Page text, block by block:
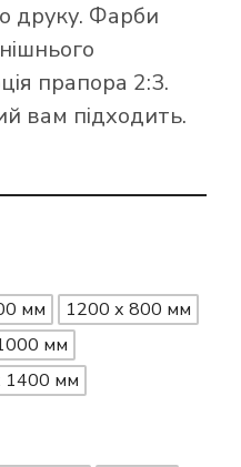
друку. Фарби
прапора 2:3.
вам підходить.
мм
1200 х 800 мм
мм
1400 мм